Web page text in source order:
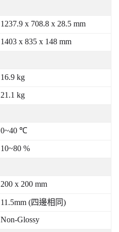
1237.9 x 708.8 x 28.5 mm
1403 x 835 x 148 mm
16.9 kg
21.1 kg
0~40 ℃
10~80 %
200 x 200 mm
11.5mm (四邊相同)
Non-Glossy